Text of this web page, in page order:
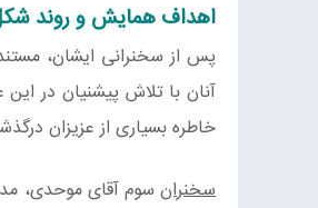
اهداف همایش و روند
پس از سخنرانی ایشان،
آنان با تلاش پیشنیان در
خاطره بسیاری از عزیزان
سخنران سوم آقای موحدی،